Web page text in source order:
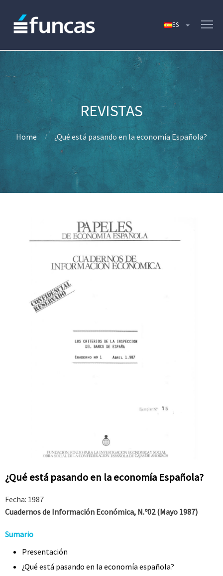
Home ¿Qué está pasando en la economía Española?
¿Qué está pasando en la economía Española?
Fecha: 1987
Cuadernos de Información Económica, N.º02 (Mayo 1987)
Sumario
Presentación
¿Qué está pasando en la economía española?